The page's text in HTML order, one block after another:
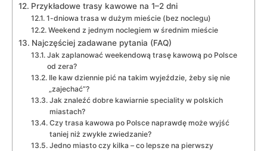
Przykładowe trasy kawowe na 1–2 dni
1-dniowa trasa w dużym mieście (bez noclegu)
Weekend z jednym noclegiem w średnim mieście
Najczęściej zadawane pytania (FAQ)
Jak zaplanować weekendową trasę kawową po Polsce
od zera?
Ile kaw dziennie pić na takim wyjeździe, żeby się nie
„zajechać”?
Jak znaleźć dobre kawiarnie speciality w polskich
miastach?
Czy trasa kawowa po Polsce naprawdę może wyjść
taniej niż zwykłe zwiedzanie?
Jedno miasto czy kilka – co lepsze na pierwszy